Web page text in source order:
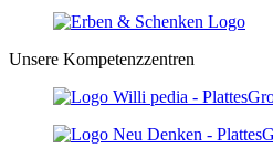
Unsere Kompetenzzentren